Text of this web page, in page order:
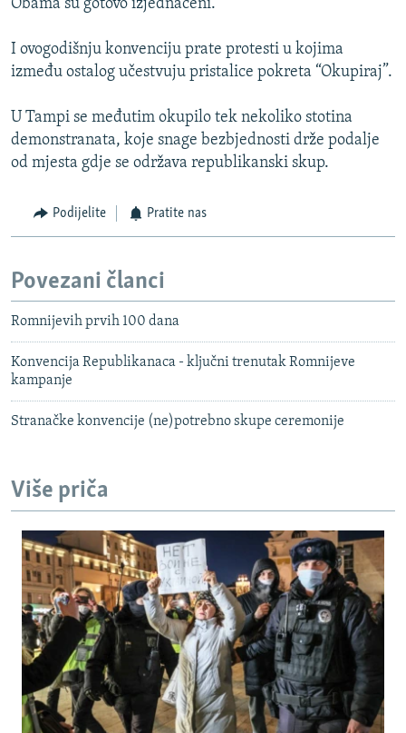
Obama su gotovo izjednačeni.
I ovogodišnju konvenciju prate protesti u kojima
između ostalog učestvuju pristalice pokreta “Okupiraj”.
U Tampi se međutim okupilo tek nekoliko stotina
demonstranata, koje snage bezbjednosti drže podalje
od mjesta gdje se održava republikanski skup.
Podijelite Pratite nas
Povezani članci
Romnijevih prvih 100 dana
Konvencija Republikanaca - ključni trenutak Romnijeve
kampanje
Stranačke konvencije (ne)potrebno skupe ceremonije
Više priča